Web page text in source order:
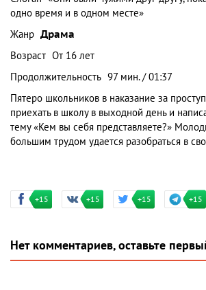
одно время и в одном месте»
Жанр Драма
Возраст От 16 лет
Продолжительность 97 мин. / 01:37
Пятеро школьников в наказание за
приехать в школу в выходной день и
тему «Кем вы себя представляете?»
большим трудом удается разобраться в
+15 +15 +15 +15
Нет комментариев, оставьте